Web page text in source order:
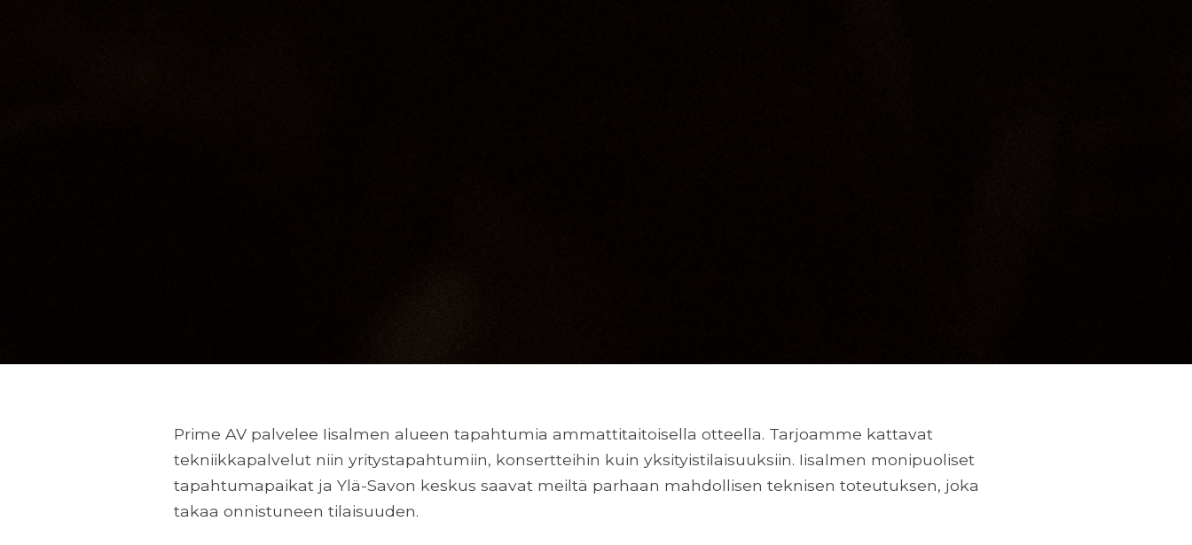
Prime AV palvelee Iisalmen alueen tapahtumia ammattitaitoisella otteella. Tarjoamme kattavat
tekniikkapalvelut niin yritystapahtumiin, konsertteihin kuin yksityistilaisuuksiin. Iisalmen monipuoliset
tapahtumapaikat ja Ylä-Savon keskus saavat meiltä parhaan mahdollisen teknisen toteutuksen, joka
takaa onnistuneen tilaisuuden.